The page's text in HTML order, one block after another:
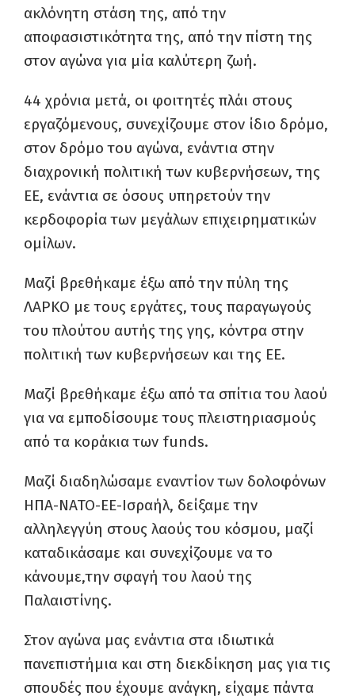
ακλόνητη στάση της, από την
αποφασιστικότητα της, από την πίστη της
στον αγώνα για μία καλύτερη ζωή.
44 χρόνια μετά, οι φοιτητές πλάι στους
εργαζόμενους, συνεχίζουμε στον ίδιο δρόμο,
στον δρόμο του αγώνα, ενάντια στην
διαχρονική πολιτική των κυβερνήσεων, της
ΕΕ, ενάντια σε όσους υπηρετούν την
κερδοφορία των μεγάλων επιχειρηματικών
ομίλων.
Μαζί βρεθήκαμε έξω από την πύλη της
ΛΑΡΚΟ με τους εργάτες, τους παραγωγούς
του πλούτου αυτής της γης, κόντρα στην
πολιτική των κυβερνήσεων και της ΕΕ.
Μαζί βρεθήκαμε έξω από τα σπίτια του λαού
για να εμποδίσουμε τους πλειστηριασμούς
από τα κοράκια των funds.
Μαζί διαδηλώσαμε εναντίον των δολοφόνων
ΗΠΑ-ΝΑΤΟ-ΕΕ-Ισραήλ, δείξαμε την
αλληλεγγύη στους λαούς του κόσμου, μαζί
καταδικάσαμε και συνεχίζουμε να το
κάνουμε,την σφαγή του λαού της
Παλαιστίνης.
Στον αγώνα μας ενάντια στα ιδιωτικά
πανεπιστήμια και στη διεκδίκηση μας για τις
σπουδές που έχουμε ανάγκη, είχαμε πάντα